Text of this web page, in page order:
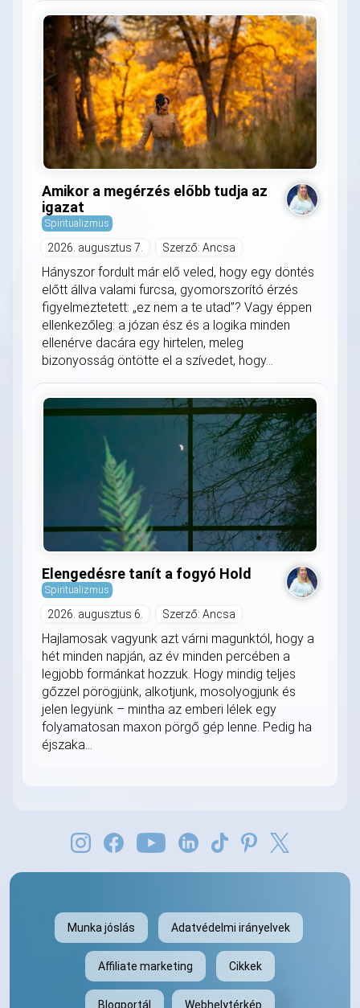
Amikor a megérzés előbb tudja az
igazat
Spiritualizmus
2026. augusztus 7. Szerző: Ancsa
Hányszor fordult már elő veled, hogy egy döntés
előtt állva valami furcsa, gyomorszorító érzés
figyelmeztetett: „ez nem a te utad”? Vagy éppen
ellenkezőleg: a józan ész és a logika minden
ellenérve dacára egy hirtelen, meleg
bizonyosság öntötte el a szívedet, hogy...
Elengedésre tanít a fogyó Hold
Spiritualizmus
2026. augusztus 6. Szerző: Ancsa
Hajlamosak vagyunk azt várni magunktól, hogy a
hét minden napján, az év minden percében a
legjobb formánkat hozzuk. Hogy mindig teljes
gőzzel pörögjünk, alkotjunk, mosolyogjunk és
jelen legyünk – mintha az emberi lélek egy
folyamatosan maxon pörgő gép lenne. Pedig ha
éjszaka...
Munka jóslás Adatvédelmi irányelvek
Affiliate marketing Cikkek
Blogportál Webhelytérkép